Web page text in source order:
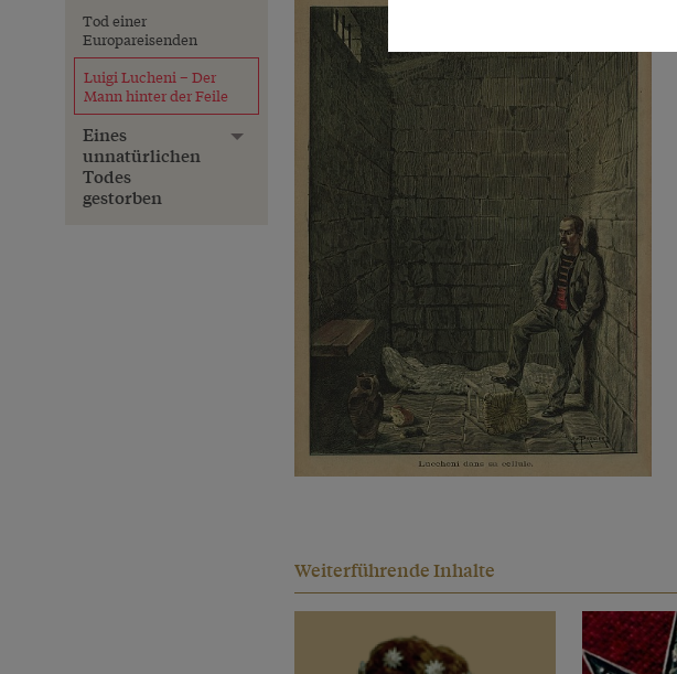
Tod einer
Europareisenden
Luigi Lucheni – Der
Mann hinter der Feile
Eines
unnatürlichen
Todes
gestorben
Toggle menu
Weiterführende Inhalte